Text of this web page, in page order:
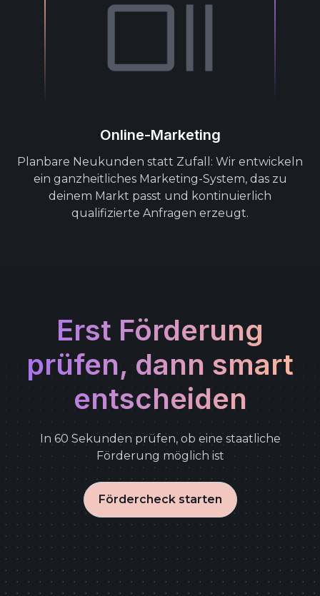
Online-Marketing
Planbare Neukunden statt Zufall: Wir entwickeln
ein ganzheitliches Marketing-System, das zu
deinem Markt passt und kontinuierlich
qualifizierte Anfragen erzeugt.
Erst Förderung
prüfen, dann smart
entscheiden
In 60 Sekunden prüfen, ob eine staatliche
Förderung möglich ist
Fördercheck starten